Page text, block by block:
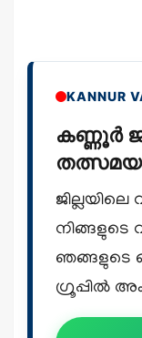
KANNUR
കണ്ണൂർ
നിങ്ങളുടെ
ഞങ്ങളുടെ
ഗ്രൂപ്പിൽ